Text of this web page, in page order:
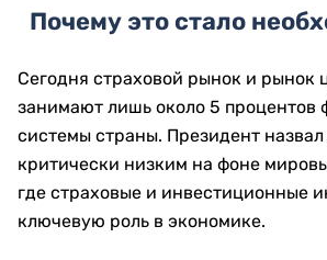
Почему это стало
Сегодня страховой рынок и рынок
занимают лишь около 5 процентов
системы страны. Президент назвал
критически низким на фоне
где страховые и инвестиционные
ключевую роль в экономике.